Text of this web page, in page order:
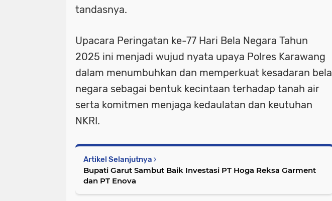
tandasnya.
Upacara Peringatan ke-77 Hari Bela Negara Tahun
2025 ini menjadi wujud nyata upaya Polres Karawang
dalam menumbuhkan dan memperkuat kesadaran bela
negara sebagai bentuk kecintaan terhadap tanah air
serta komitmen menjaga kedaulatan dan keutuhan
NKRI.
Artikel Selanjutnya
Bupati Garut Sambut Baik Investasi PT Hoga Reksa Garment
dan PT Enova